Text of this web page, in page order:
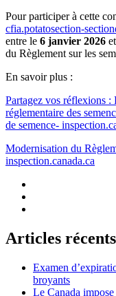
Pour participer à cette
cfia.potatosection-
entre le 6 janvier 2026
du Règlement sur les
En savoir plus :
Partagez vos réflexions :
réglementaire des
de semence-
Modernisation du
inspection.canada.ca
Articles récents
Examen
broyants
Le Canada